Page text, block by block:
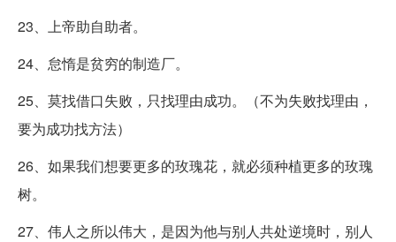
23、上帝助自助者。
24、怠惰是贫穷的制造厂。
25、莫找借口失败，只找理由成功。（不为失败找理由，
要为成功找方法）
26、如果我们想要更多的玫瑰花，就必须种植更多的玫瑰
树。
27、伟人之所以伟大，是因为他与别人共处逆境时，别人